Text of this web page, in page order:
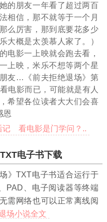
的朋友一年看了超过两百
相信，那不就等于一个月
么厉害，那到底要花多少
大概是太羡慕人家了。）
电影一上映就会跑去看，
上映，米乐不想等两个星
友 …《前夫拒绝退场》第
电影而已，可能就是有人
希望各位读者大大们会喜
恩
记 看电影是门学问？..
电子书下载
》TXT电子书适合运行于
PAD、电子阅读器等终端
需网络也可以正常离线阅
场小说全文